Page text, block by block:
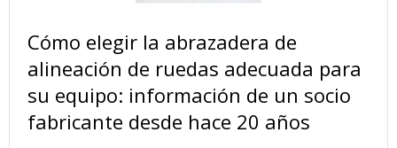
​Cómo elegir la abrazadera de
alineación de ruedas adecuada para
su equipo: información de un socio
fabricante desde hace 20 años